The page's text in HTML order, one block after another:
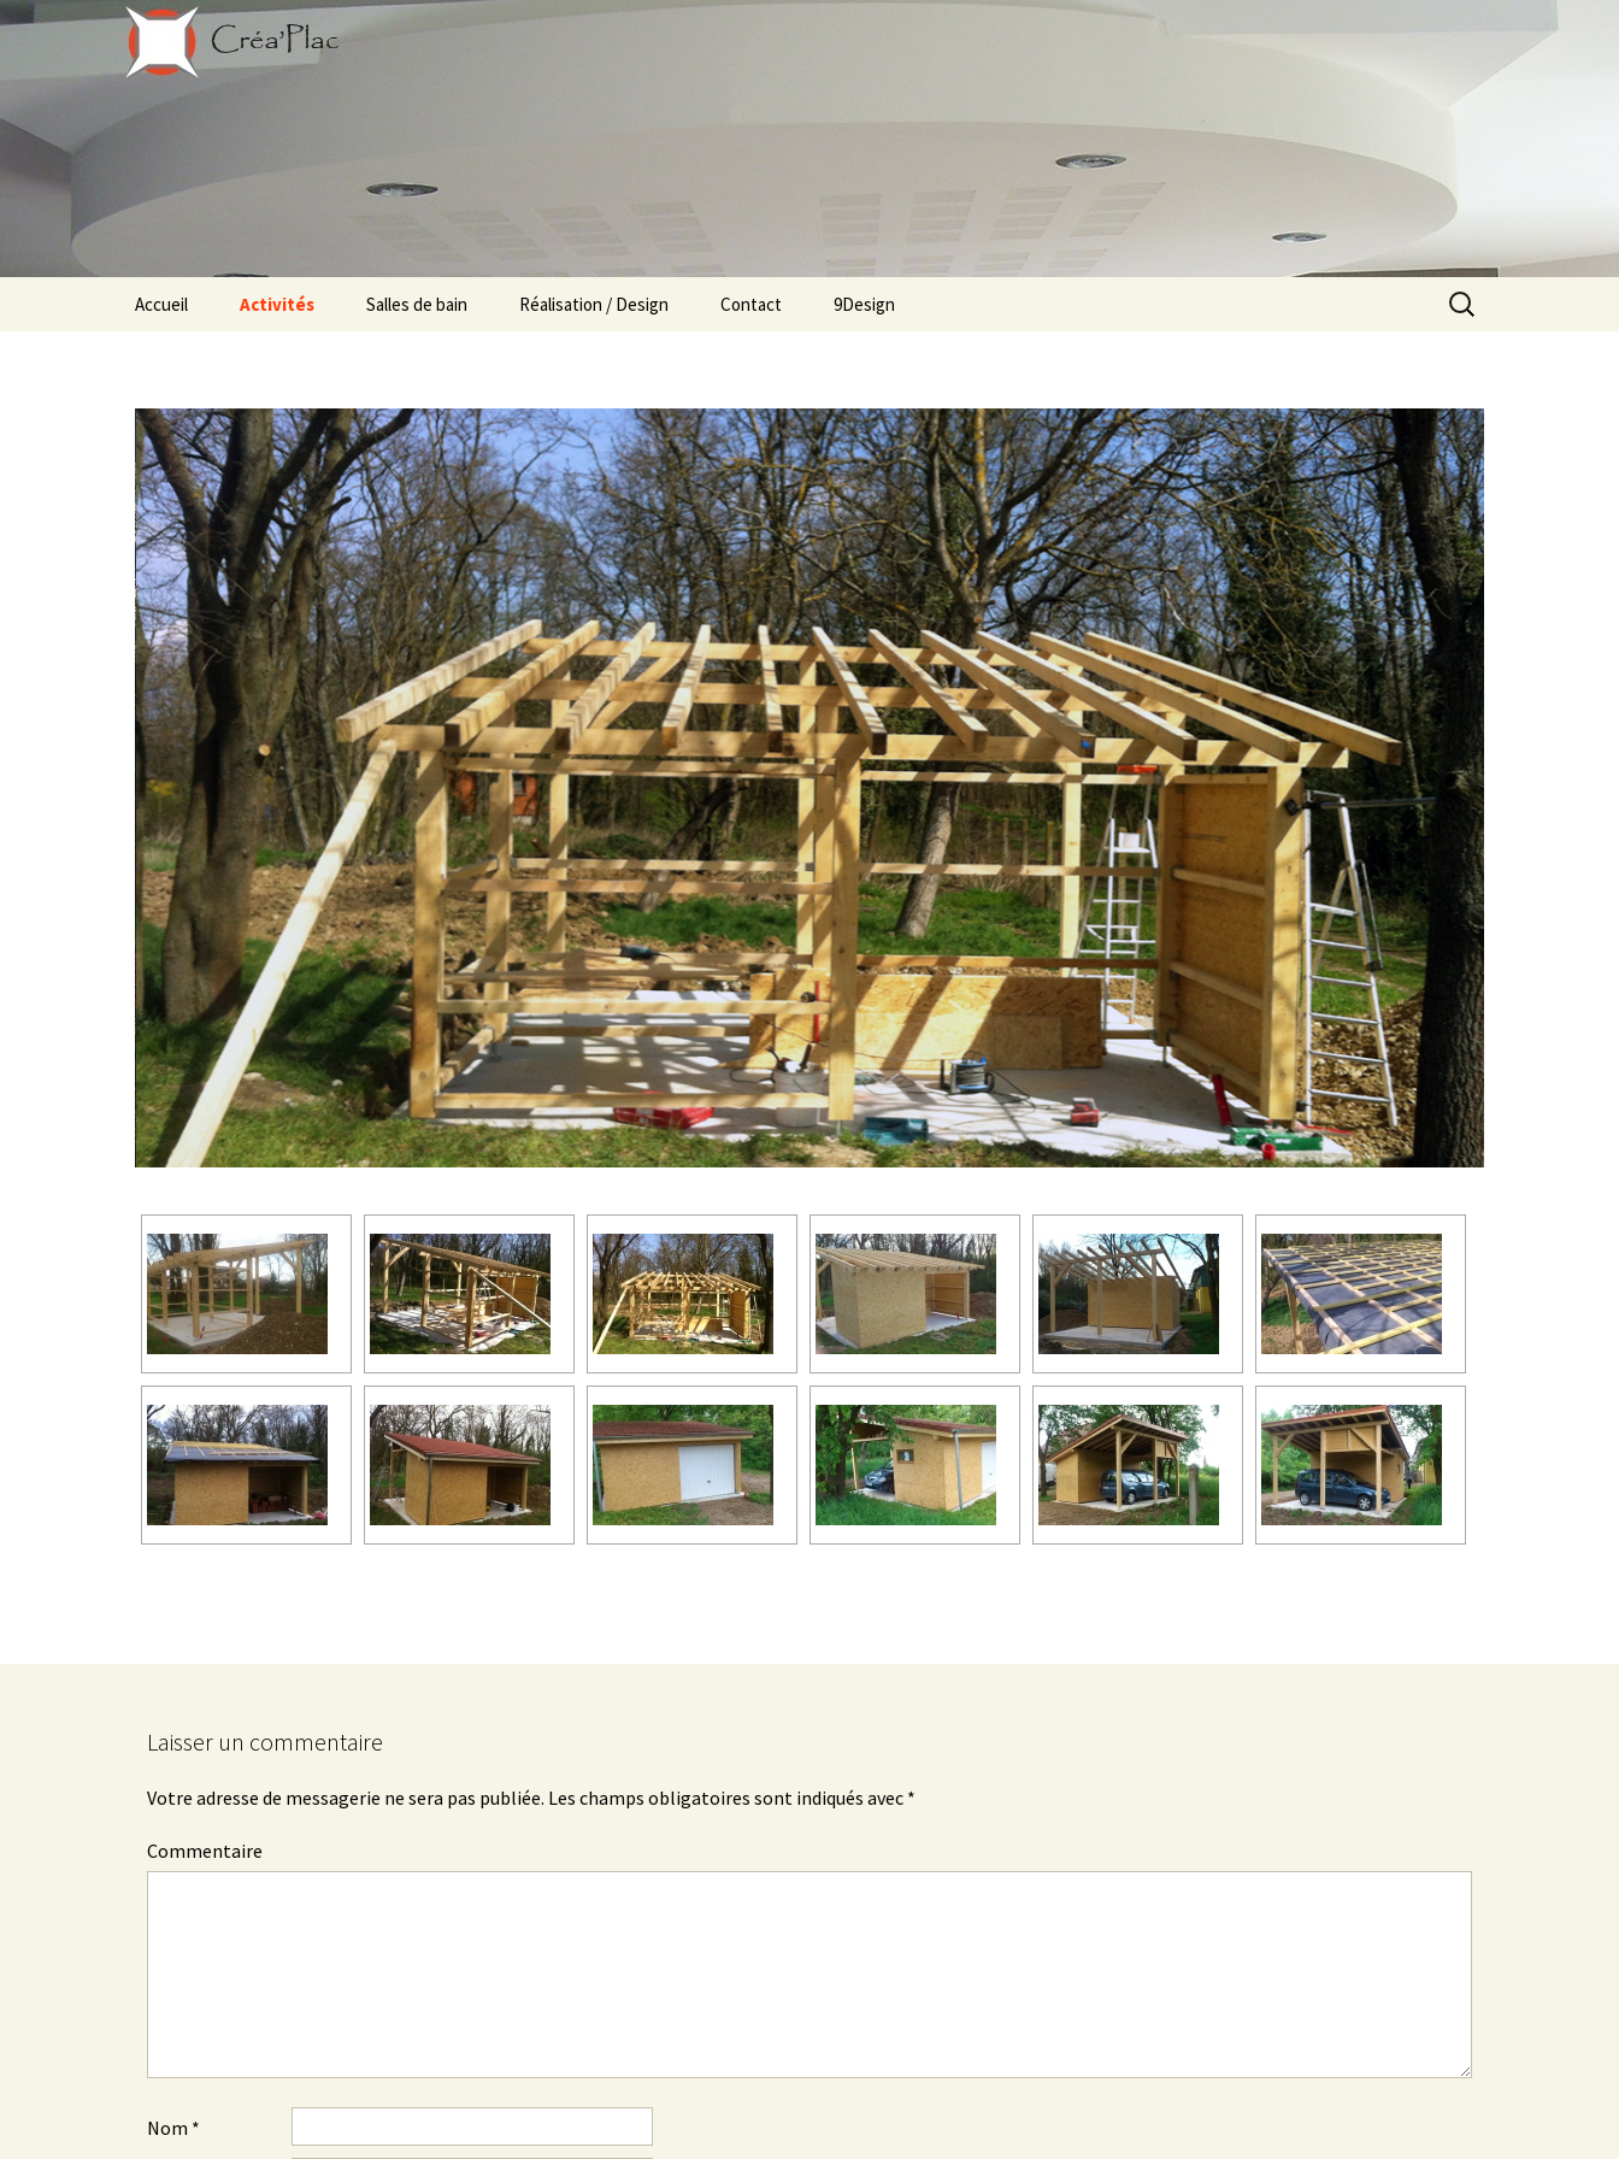
Aller au contenu principal
Accueil Activités Salles de bain Réalisation / Design Contact 9Design Rechercher :
Laisser un commentaire
Votre adresse de messagerie ne sera pas publiée. Les champs obligatoires sont indiqués avec *
Commentaire
Nom *